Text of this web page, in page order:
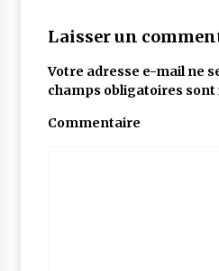
Laisser un
Votre adresse e-mail ne
champs obligatoires sont
Commentaire